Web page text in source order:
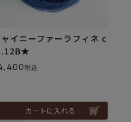
イニーファーラフィネ c
税込
カートに入れる